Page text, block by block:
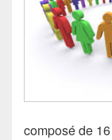
composé de